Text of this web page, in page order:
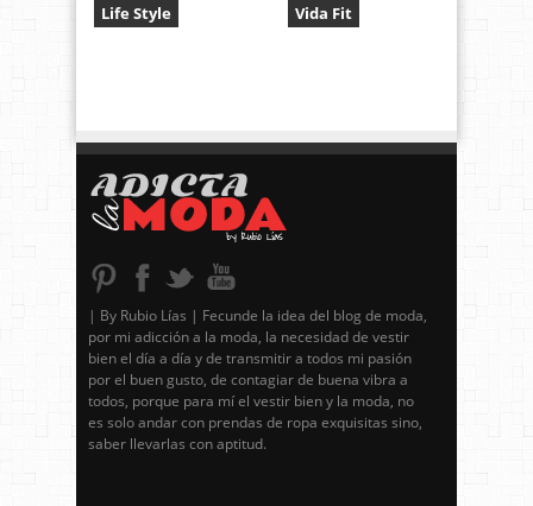
Life Style Vida Fit
| By Rubio Lías | Fecunde la idea del blog de moda,
por mi adicción a la moda, la necesidad de vestir
bien el día a día y de transmitir a todos mi pasión
por el buen gusto, de contagiar de buena vibra a
todos, porque para mí el vestir bien y la moda, no
es solo andar con prendas de ropa exquisitas sino,
saber llevarlas con aptitud.